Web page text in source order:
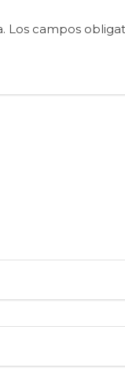
Los campos